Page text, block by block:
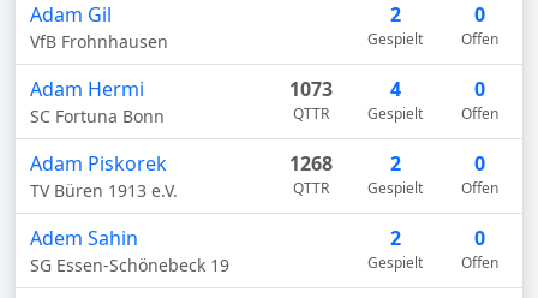
Adam Gil
VfB Frohnhausen
2
Gespielt
0
Offen
Adam Hermi
SC Fortuna Bonn
1073
QTTR
4
Gespielt
0
Offen
Adam Piskorek
TV Büren 1913 e.V.
1268
QTTR
2
Gespielt
0
Offen
Adem Sahin
SG Essen-Schönebeck 19
2
Gespielt
0
Offen